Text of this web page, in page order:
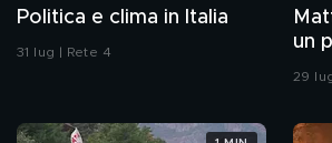
Politica e clima in Italia
31 lug | Rete 4
un
29